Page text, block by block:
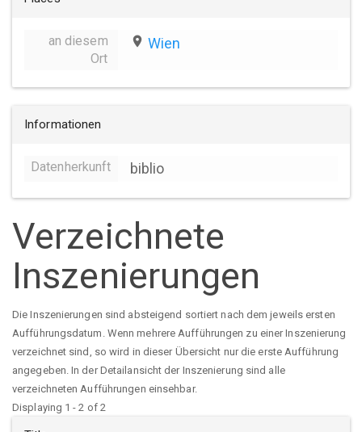
an diesem
Ort
place Wien
Informationen
Datenherkunft biblio
Verzeichnete
Inszenierungen
Die Inszenierungen sind absteigend sortiert nach dem jeweils ersten
Aufführungsdatum. Wenn mehrere Aufführungen zu einer Inszenierung
verzeichnet sind, so wird in dieser Übersicht nur die erste Aufführung
angegeben. In der Detailansicht der Inszenierung sind alle
verzeichneten Aufführungen einsehbar.
Displaying 1 - 2 of 2